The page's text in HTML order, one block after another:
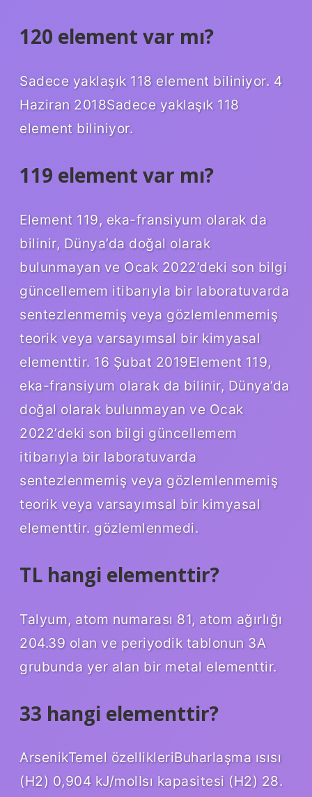
120 element var mı?
Sadece yaklaşık 118 element biliniyor. 4
Haziran 2018Sadece yaklaşık 118
element biliniyor.
119 element var mı?
Element 119, eka-fransiyum olarak da
bilinir, Dünya’da doğal olarak
bulunmayan ve Ocak 2022’deki son bilgi
güncellemem itibarıyla bir laboratuvarda
sentezlenmemiş veya gözlemlenmemiş
teorik veya varsayımsal bir kimyasal
elementtir. 16 Şubat 2019Element 119,
eka-fransiyum olarak da bilinir, Dünya’da
doğal olarak bulunmayan ve Ocak
2022’deki son bilgi güncellemem
itibarıyla bir laboratuvarda
sentezlenmemiş veya gözlemlenmemiş
teorik veya varsayımsal bir kimyasal
elementtir. gözlemlenmedi.
TL hangi elementtir?
Talyum, atom numarası 81, atom ağırlığı
204.39 olan ve periyodik tablonun 3A
grubunda yer alan bir metal elementtir.
33 hangi elementtir?
ArsenikTemel özellikleriBuharlaşma ısısı
(H2) 0,904 kJ/molIsı kapasitesi (H2) 28.